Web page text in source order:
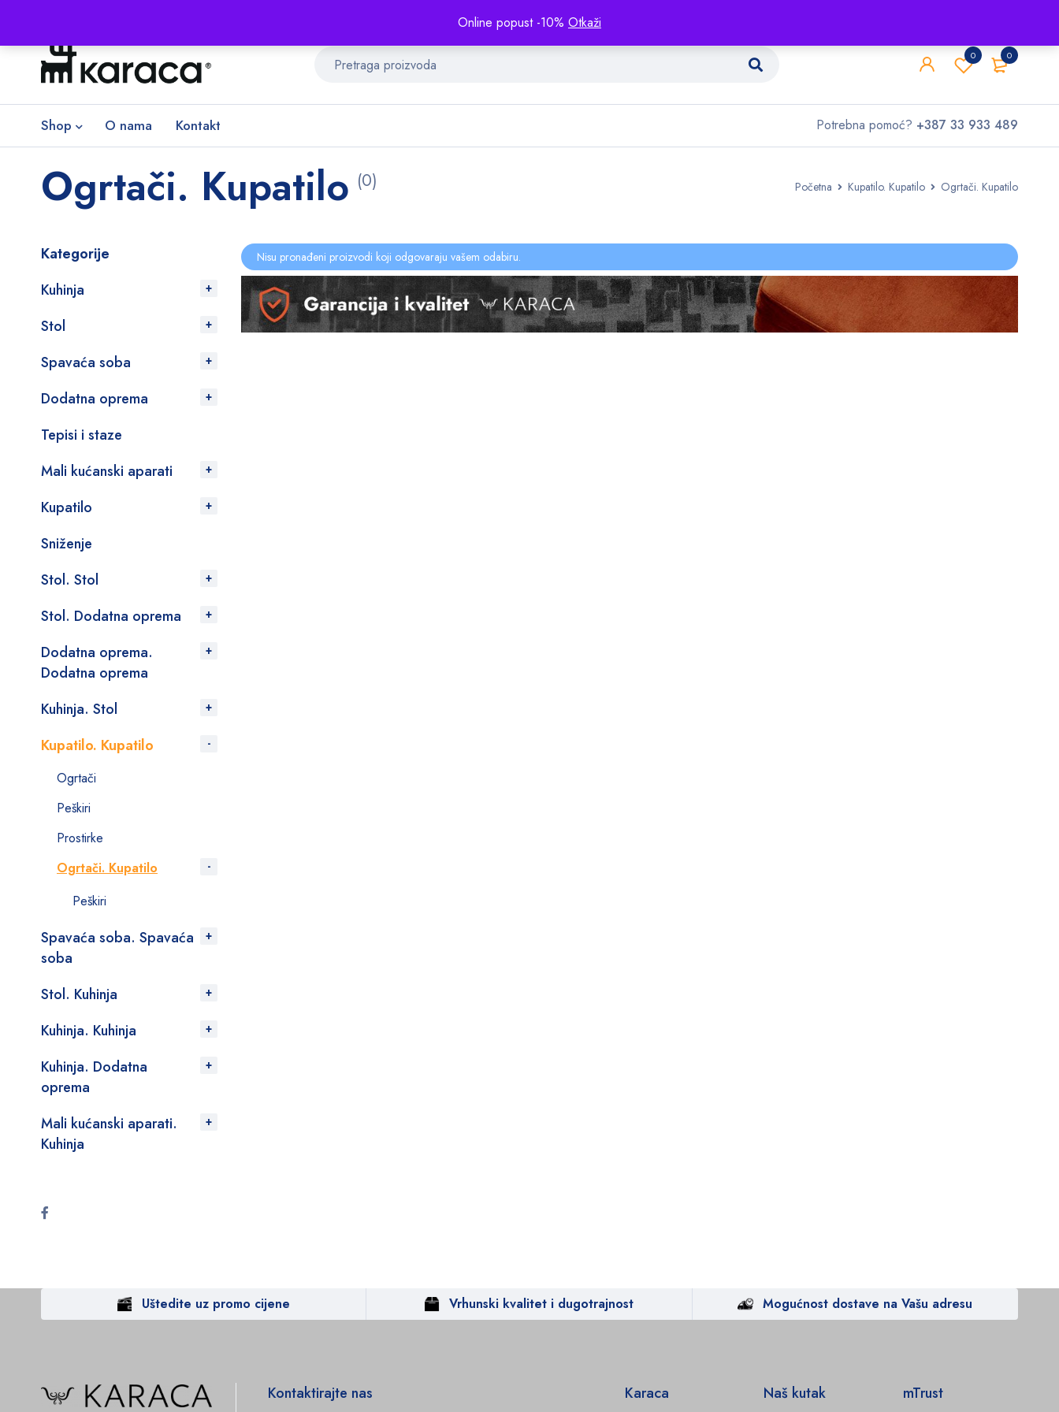
Online popust -10% Otkaži
0
0
Shop O nama Kontakt Potrebna pomoć? +387 33 933 489
Početna Kupatilo. Kupatilo Ogrtači. Kupatilo
Ogrtači. Kupatilo (0)
Kategorije
Kuhinja
Stol
Spavaća soba
Dodatna oprema
Tepisi i staze
Mali kućanski aparati
Kupatilo
Sniženje
Stol. Stol
Stol. Dodatna oprema
Dodatna oprema.
Dodatna oprema
Kuhinja. Stol
Kupatilo. Kupatilo
Ogrtači
Peškiri
Prostirke
Ogrtači. Kupatilo
Peškiri
Spavaća soba. Spavaća
soba
Stol. Kuhinja
Kuhinja. Kuhinja
Kuhinja. Dodatna
oprema
Mali kućanski aparati.
Kuhinja
Nisu pronađeni proizvodi koji odgovaraju vašem odabiru.
Uštedite uz promo cijene Vrhunski kvalitet i dugotrajnost Mogućnost dostave na Vašu adresu
Kontaktirajte nas Karaca Naš kutak mTrust